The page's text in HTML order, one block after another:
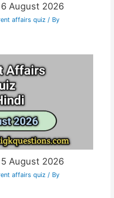
August 2026
affairs quiz/ By
August 2026
affairs quiz/ By